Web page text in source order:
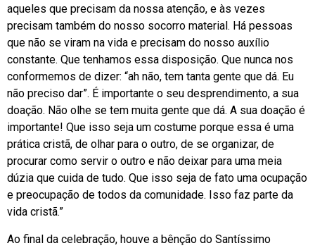
aqueles que precisam da nossa atenção, e às vezes
precisam também do nosso socorro material. Há pessoas
que não se viram na vida e precisam do nosso auxílio
constante. Que tenhamos essa disposição. Que nunca nos
conformemos de dizer: “ah não, tem tanta gente que dá. Eu
não preciso dar”. É importante o seu desprendimento, a sua
doação. Não olhe se tem muita gente que dá. A sua doação é
importante! Que isso seja um costume porque essa é uma
prática cristã, de olhar para o outro, de se organizar, de
procurar como servir o outro e não deixar para uma meia
dúzia que cuida de tudo. Que isso seja de fato uma ocupação
e preocupação de todos da comunidade. Isso faz parte da
vida cristã.”
Ao final da celebração, houve a bênção do Santíssimo